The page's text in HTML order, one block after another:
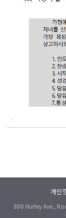
.
개인
800 Hurley Ave.,